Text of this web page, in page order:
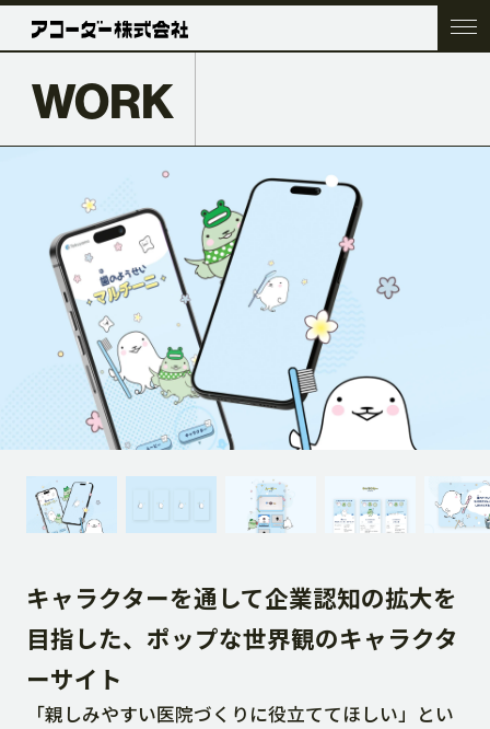
TOP
COMPANY
SERVICE
WORK
ACC BLOG
DOWNLOAD
CONTACT
RECRUIT SITE
WORK
キャラクターを通して企業認知の拡大を
目指した、ポップな世界観のキャラクタ
ーサイト
「親しみやすい医院づくりに役立ててほしい」とい